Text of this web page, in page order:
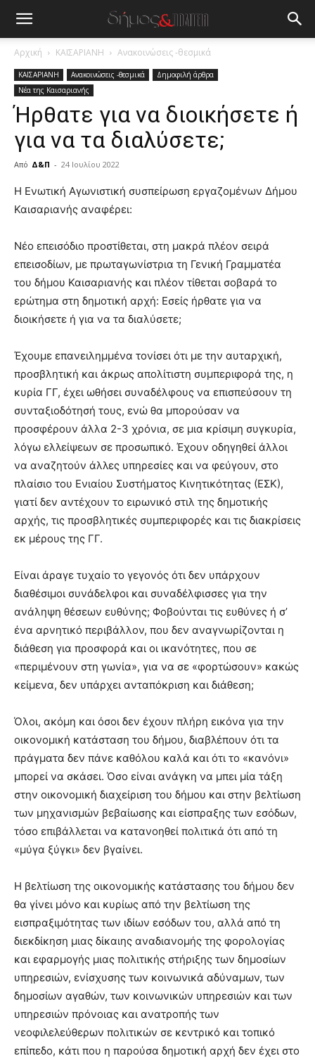
Αρχική ΚΑΙΣΑΡΙΑΝΗ Ανακοινώσεις -θεσμικά
ΚΑΙΣΑΡΙΑΝΗ Ανακοινώσεις -θεσμικά
Δημοφιλή άρθρα
Νέα της Καισαριανής
Ήρθατε για να διοικήσετε ή
για να τα διαλύσετε;
Από Δ&Π - 24 Ιουλίου 2022
blonde
lesbians
cam
show.desi
xxx
lyons
teaches
the
of
pain.
pornhun
hd
porn
Η Ενωτική Αγωνιστική συσπείρωση εργαζομένων Δήμου
Καισαριανής αναφέρει:
Νέο επεισόδιο προστίθεται, στη μακρά πλέον σειρά
επεισοδίων, με πρωταγωνίστρια τη Γενική Γραμματέα
του δήμου Καισαριανής και πλέον τίθεται σοβαρά το
ερώτημα στη δημοτική αρχή: Εσείς ήρθατε για να
διοικήσετε ή για να τα διαλύσετε;
Έχουμε επανειλημμένα τονίσει ότι με την αυταρχική,
προσβλητική και άκρως απολίτιστη συμπεριφορά της, η
κυρία ΓΓ, έχει ωθήσει συναδέλφους να επισπεύσουν τη
συνταξιοδότησή τους, ενώ θα μπορούσαν να
προσφέρουν άλλα 2-3 χρόνια, σε μια κρίσιμη συγκυρία,
λόγω ελλείψεων σε προσωπικό. Έχουν οδηγηθεί άλλοι
να αναζητούν άλλες υπηρεσίες και να φεύγουν, στο
πλαίσιο του Ενιαίου Συστήματος Κινητικότητας (ΕΣΚ),
γιατί δεν αντέχουν το ειρωνικό στιλ της δημοτικής
αρχής, τις προσβλητικές συμπεριφορές και τις διακρίσεις
εκ μέρους της ΓΓ.
Είναι άραγε τυχαίο το γεγονός ότι δεν υπάρχουν
διαθέσιμοι συνάδελφοι και συναδέλφισσες για την
ανάληψη θέσεων ευθύνης; Φοβούνται τις ευθύνες ή σ’
ένα αρνητικό περιβάλλον, που δεν αναγνωρίζονται η
διάθεση για προσφορά και οι ικανότητες, που σε
«περιμένουν στη γωνία», για να σε «φορτώσουν» κακώς
κείμενα, δεν υπάρχει ανταπόκριση και διάθεση;
Όλοι, ακόμη και όσοι δεν έχουν πλήρη εικόνα για την
οικονομική κατάσταση του δήμου, διαβλέπουν ότι τα
πράγματα δεν πάνε καθόλου καλά και ότι το «κανόνι»
μπορεί να σκάσει. Όσο είναι ανάγκη να μπει μία τάξη
στην οικονομική διαχείριση του δήμου και στην βελτίωση
των μηχανισμών βεβαίωσης και είσπραξης των εσόδων,
τόσο επιβάλλεται να κατανοηθεί πολιτικά ότι από τη
«μύγα ξύγκι» δεν βγαίνει.
Η βελτίωση της οικονομικής κατάστασης του δήμου δεν
θα γίνει μόνο και κυρίως από την βελτίωση της
εισπραξιμότητας των ιδίων εσόδων του, αλλά από τη
διεκδίκηση μιας δίκαιης αναδιανομής της φορολογίας
και εφαρμογής μιας πολιτικής στήριξης των δημοσίων
υπηρεσιών, ενίσχυσης των κοινωνικά αδύναμων, των
δημοσίων αγαθών, των κοινωνικών υπηρεσιών και των
υπηρεσιών πρόνοιας και ανατροπής των
νεοφιλελεύθερων πολιτικών σε κεντρικό και τοπικό
επίπεδο, κάτι που η παρούσα δημοτική αρχή δεν έχει στο